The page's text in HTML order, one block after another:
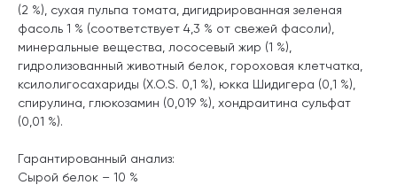
(2 %), сухая пульпа томата, дигидрированная зеленая
фасоль 1 % (соответствует 4,3 % от свежей фасоли),
минеральные вещества, лососевый жир (1 %),
гидролизованный животный белок, гороховая клетчатка,
ксилолигосахариды (Х.О.S. 0,1 %), юкка Шидигера (0,1 %),
спирулина, глюкозамин (0,019 %), хондраитина сульфат
(0,01 %).
Гарантированный анализ:
Сырой белок – 10 %